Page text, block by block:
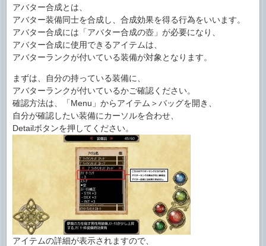
アバター合成とは、
アバター装備同士を合成し、合成効果を得る行為をいいます。
アバター合成には「アバター合成の壺」が必要になり、
アバター合成に使用できるアイテムは、
アバターランクが付いている装備が対象となります。
まずは、自分の持っている装備に、
アバターランクが付いているかご確認ください。
確認方法は、「Menu」からアイテム＞バッグを開き、
自分が確認したい装備にカーソルを合わせ、
Detailボタンを押してください。
アイテムの詳細が表示されますので、